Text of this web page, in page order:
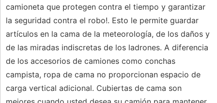
camioneta que protegen contra el tiempo y garantizar
la seguridad contra el robo!. Esto le permite guardar
artículos en la cama de la meteorología, de los daños y
de las miradas indiscretas de los ladrones. A diferencia
de los accesorios de camiones como conchas
campista, ropa de cama no proporcionan espacio de
carga vertical adicional. Cubiertas de cama son